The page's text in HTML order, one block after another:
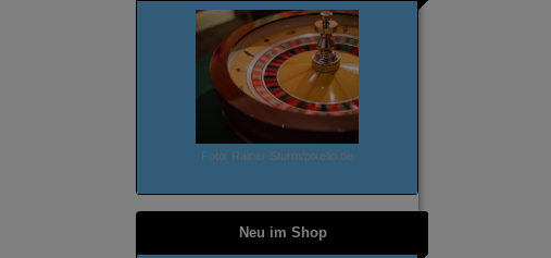
Foto: Rainer Sturm/pixelio.de
Neu im Shop